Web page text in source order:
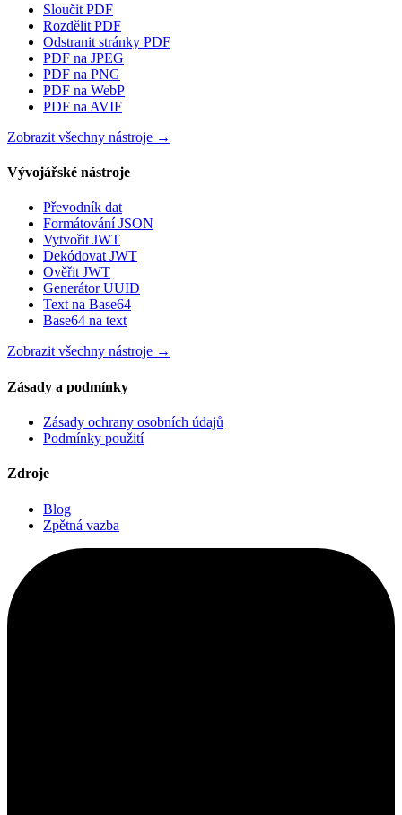
Sloučit PDF
Rozdělit PDF
Odstranit stránky PDF
PDF na JPEG
PDF na PNG
PDF na WebP
PDF na AVIF
Zobrazit všechny nástroje →
Vývojářské nástroje
Převodník dat
Formátování JSON
Vytvořit JWT
Dekódovat JWT
Ověřit JWT
Generátor UUID
Text na Base64
Base64 na text
Zobrazit všechny nástroje →
Zásady a podmínky
Zásady ochrany osobních údajů
Podmínky použití
Zdroje
Blog
Zpětná vazba